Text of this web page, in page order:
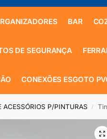
BAR
DE SEGURANÇA
CONEXÕES ESGOTO
ACESSÓRIOS P/PINTURAS /